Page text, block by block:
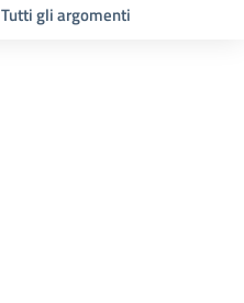
Tutti gli argomenti